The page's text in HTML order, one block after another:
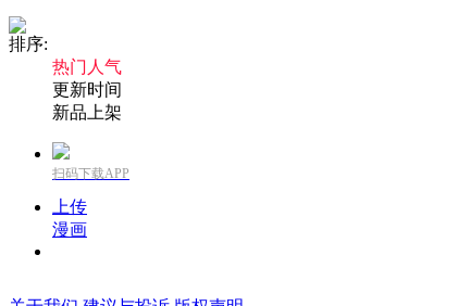
排序:
热门人气
更新时间
新品上架
扫码下载APP
上传
漫画